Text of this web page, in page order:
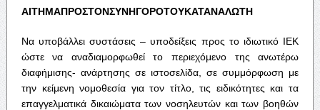
ΑΙΤΗΜΑΠΡΟΣΤΟΝΣΥΝΗΓΟΡΟΤΟΥΚΑΤΑΝΑΛΩΤΗ
Να υποβάλλει συστάσεις – υποδείξεις προς το ιδιωτικό ΙΕΚ
ώστε να αναδιαμορφωθεί το περιεχόμενο της ανωτέρω
διαφήμισης- ανάρτησης σε ιστοσελίδα, σε συμμόρφωση με
την κείμενη νομοθεσία για τον τίτλο, τις ειδικότητες και τα
επαγγελματικά δικαιώματα των νοσηλευτών και των βοηθών